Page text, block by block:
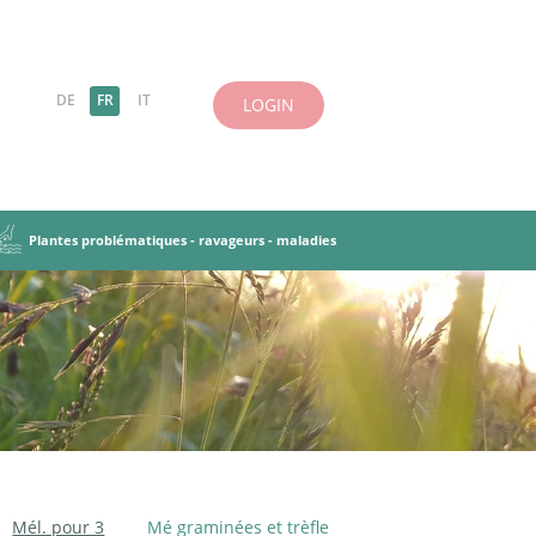
DE FR IT LOGIN
de base Objectifs et principes
et pâturages
légumineuses
des PT Cultures dérobées
Plantes problématiques - ravageurs - maladies
Ravageurs, maladies
Mél. pour 3
Mé graminées et trèfle